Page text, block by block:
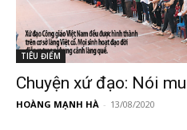
TIÊU ĐIỂM
Chuyện xứ đạo: Nói
HOÀNG MẠNH HÀ - 13/08/2020